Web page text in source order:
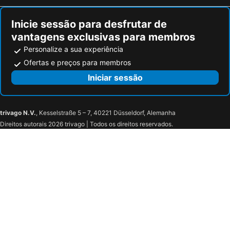
Inicie sessão para desfrutar de
vantagens exclusivas para membros
Personalize a sua experiência
Ofertas e preços para membros
Iniciar sessão
trivago N.V., Kesselstraße 5 – 7, 40221 Düsseldorf, Alemanha
Direitos autorais 2026 trivago | Todos os direitos reservados.